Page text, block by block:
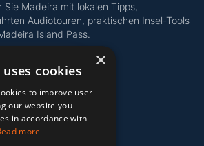
Sie Madeira mit lokalen Tipps,
Audiotouren, praktischen Insel-Tools
Island Pass.
entdecken ×
cookies
to improve user
our website you
in accordance with
more